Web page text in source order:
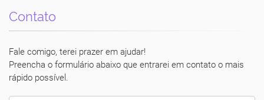
Contato
Fale comigo, terei prazer em ajudar!
Preencha o formulário abaixo que entrarei em contato o mais
rápido possível.